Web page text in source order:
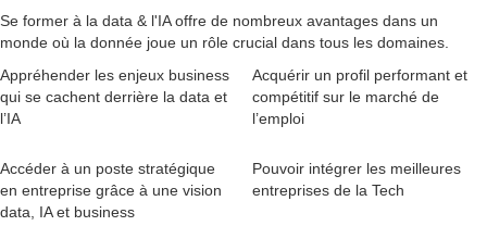
Se former à la data & l'IA offre de nombreux avantages dans un
monde où la donnée joue un rôle crucial dans tous les domaines.
Appréhender les enjeux business
qui se cachent derrière la data et
l’IA
Acquérir un profil performant et
compétitif sur le marché de
l’emploi
Accéder à un poste stratégique
en entreprise grâce à une vision
data, IA et business
Pouvoir intégrer les meilleures
entreprises de la Tech